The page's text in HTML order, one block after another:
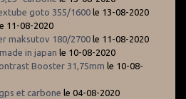
goto 355/1600 le 13-08-2020
11-08-2020
maksutov 180/2700 le 11-08-2020
in japan le 10-08-2020
Booster 31,75mm le 10-08-
et carbone le 04-08-2020